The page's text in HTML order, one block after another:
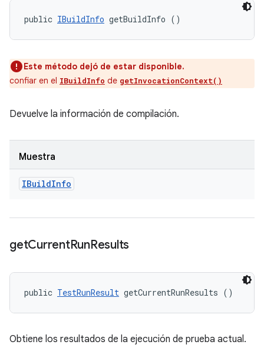
public IBuildInfo getBuildInfo ()
Este método dejó de estar disponible.
confiar en el IBuildInfo de getInvocationContext()
Devuelve la información de compilación.
Muestra
IBuildInfo
getCurrentRunResults
public TestRunResult getCurrentRunResults ()
Obtiene los resultados de la ejecución de prueba actual.